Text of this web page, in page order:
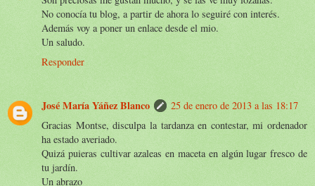
No conocía tu blog, a partir de ahora lo seguiré con interés.
Además voy a poner un enlace desde el mio.
Un saludo.
Responder
José María Yáñez Blanco
25 de enero de 2013 a las 18:17
Gracias Montse, disculpa la tardanza en contestar, mi ordenador
ha estado averiado.
Quizá puieras cultivar azaleas en maceta en algún lugar fresco de
tu jardín.
Un abrazo